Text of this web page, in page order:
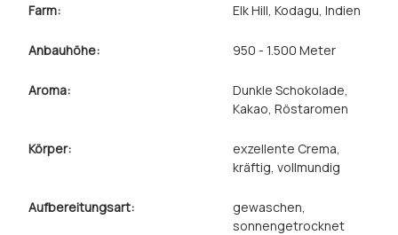
Farm: Elk Hill, Kodagu, Indien
Anbauhöhe: 950 - 1.500 Meter
Aroma: Dunkle Schokolade,
Kakao, Röstaromen
Körper: exzellente Crema,
kräftig, vollmundig
Aufbereitungsart: gewaschen,
sonnengetrocknet